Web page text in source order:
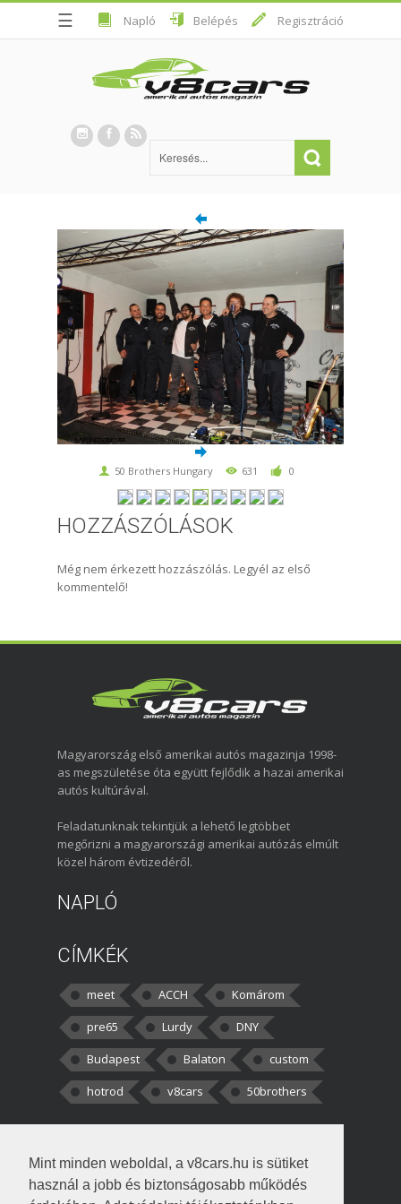
Mint minden weboldal, a v8cars.hu is sütiket
használ a jobb és biztonságosabb működés
☰ Napló Belépés Regisztráció
50 Brothers Hungary 631 0
HOZZÁSZÓLÁSOK
Még nem érkezett hozzászólás. Legyél az első
kommentelő!
Magyarország első amerikai autós magazinja 1998-
as megszületése óta együtt fejlődik a hazai amerikai
autós kultúrával.
Feladatunknak tekintjük a lehető legtöbbet
megőrizni a magyarországi amerikai autózás elmúlt
közel három évtizedéről.
NAPLÓ
CÍMKÉK
meet ACCH
Komárom
pre65
Lurdy
DNY
Budapest
Balaton
custom
hotrod
v8cars 50brothers
kortisz:Elszúrtam! Én csak két
darabbaal számoltam. Nem tudtam, hogy fél autót,